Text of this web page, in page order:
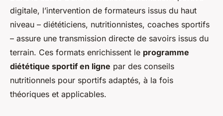
digitale, l’intervention de formateurs issus du haut
niveau – diététiciens, nutritionnistes, coaches sportifs
– assure une transmission directe de savoirs issus du
terrain. Ces formats enrichissent le programme
diététique sportif en ligne par des conseils
nutritionnels pour sportifs adaptés, à la fois
théoriques et applicables.